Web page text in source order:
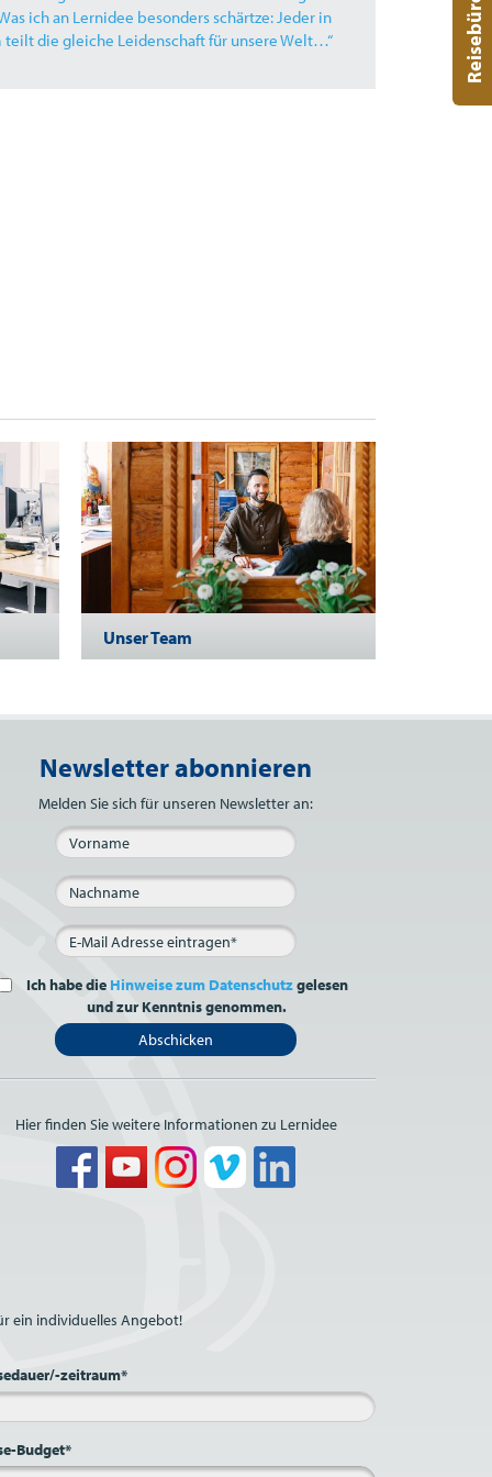
ich an Lernidee besonders schärtze: Jeder in
teilt die gleiche Leidenschaft für unsere Welt…“
gedacht,
wieder
Team
Unser Team
Bitte nicht ausfüllen.
Newsletter abonnieren
Melden Sie sich für unseren Newsletter an:
Ich habe die Hinweise zum Datenschutzgelesen
und zur Kenntnis genommen.
Abschicken
Hier finden Sie weitere Informationen zu Lernidee
ein individuelles Angebot!
zeitraum*
Budget*